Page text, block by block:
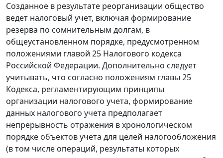
Созданное в результате реорганизации общество
ведет налоговый учет, включая формирование
резерва по сомнительным долгам, в
общеустановленном порядке, предусмотренном
положениями главой 25 Налогового кодекса
Российской Федерации. Дополнительно следует
учитывать, что согласно положениям главы 25
Кодекса, регламентирующим принципы
организации налогового учета, формирование
данных налогового учета предполагает
непрерывность отражения в хронологическом
порядке объектов учета для целей налогообложения
(в том числе операций, результаты которых